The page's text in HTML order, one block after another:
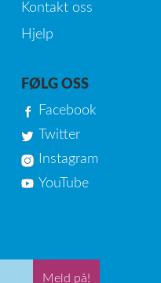
Kontakt oss
Hjelp
FØLG OSS
Facebook
Twitter
Instagram
YouTube
Meld på!